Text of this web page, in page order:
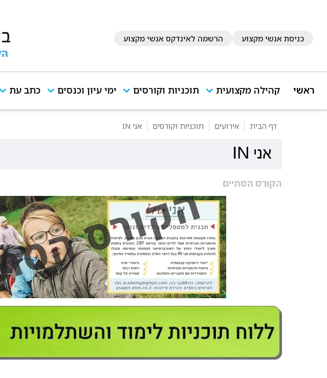
כניסת אנשי מקצוע הרשמה לאינדקס אנשי מקצוע
ראשי קהילה מקצועית תוכניות וקורסים ימי עיון וכנסים כתב עת
דף הבית אירועים תוכניות וקורסים אני IN
אני IN
הקורס הסתיים